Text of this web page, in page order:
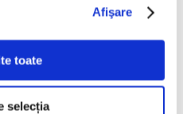
Afişare
toate
selecția